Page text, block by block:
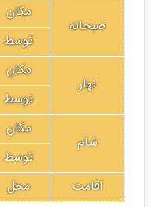
صبحانه
مکان
توسط
نهار
مکان
توسط
شام
مکان
توسط
اقامت
محل